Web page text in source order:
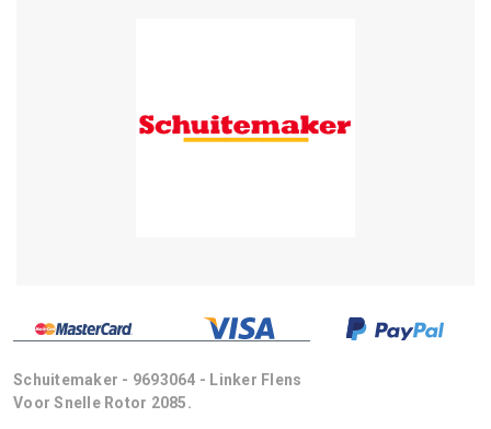
Schuitemaker - 9693064 - Linker Flens
Voor Snelle Rotor 2085.